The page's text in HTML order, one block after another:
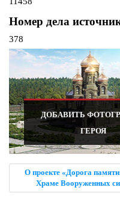
Номер дела
378
ДОБАВИТЬ
ГЕРОЯ
О проекте «Дорога
Храме Вооруженных